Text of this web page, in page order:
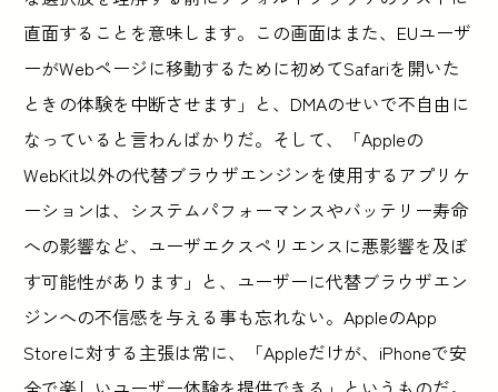
直面することを意味します。この画面はまた、EUユーザ
ーがWebページに移動するために初めてSafariを開いた
ときの体験を中断させます」と、DMAのせいで不自由に
なっていると言わんばかりだ。そして、「Appleの
WebKit以外の代替ブラウザエンジンを使用するアプリケ
ーションは、システムパフォーマンスやバッテリー寿命
への影響など、ユーザエクスペリエンスに悪影響を及ぼ
す可能性があります」と、ユーザーに代替ブラウザエン
ジンへの不信感を与える事も忘れない。AppleのApp
Storeに対する主張は常に、「Appleだけが、iPhoneで安